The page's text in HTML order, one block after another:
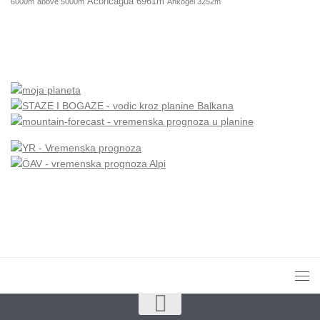
6000m above 5000m Ankogel 3252m